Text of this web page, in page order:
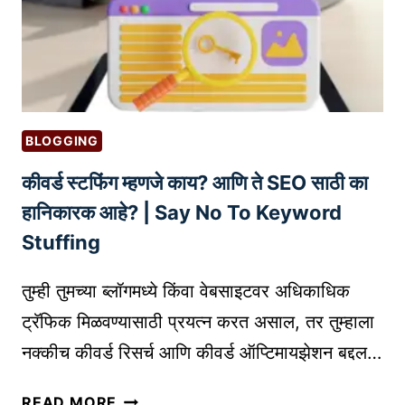
G
P
R
O
T
T
I
I
N
G
R
O
I
T
-
O
M
चा
वा
प
र
क
प्रॉ
ड
टो
ग्रा
फी
क
सु
BLOGGING
कीवर्ड स्टफिंग म्हणजे काय? आणि ते SEO साठी का
हानिकारक आहे? | Say No To Keyword
Stuffing
तुम्ही तुमच्या ब्लॉगमध्ये किंवा वेबसाइटवर अधिकाधिक
ट्रॅफिक मिळवण्यासाठी प्रयत्न करत असाल, तर तुम्हाला
नक्कीच कीवर्ड रिसर्च आणि कीवर्ड ऑप्टिमायझेशन बद्दल…
की